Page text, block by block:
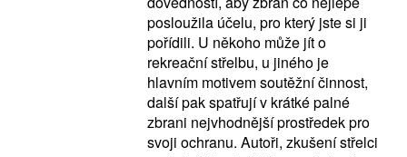
posloužila účelu, pro který jste si ji
pořídili. U někoho může jít o
rekreační střelbu, u jiného je
hlavním motivem soutěžní činnost,
další pak spatřují v krátké palné
zbrani nejvhodnější prostředek pro
svoji ochranu. Autoři, zkušení střelci